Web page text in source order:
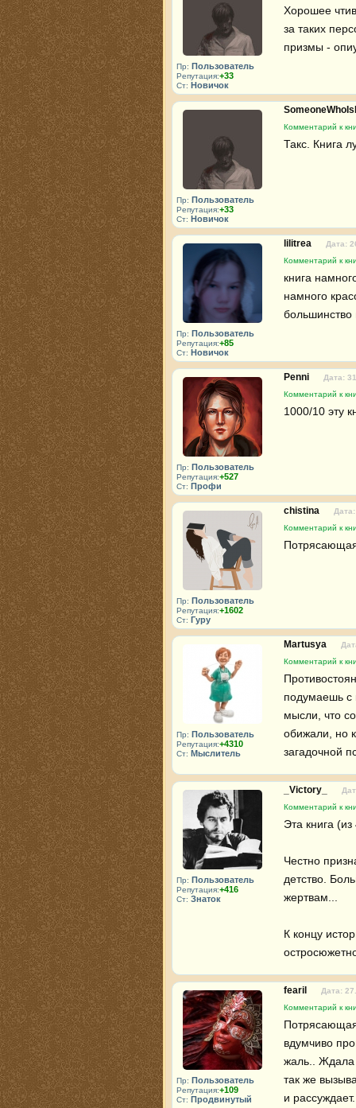
Пр: Пользователь
Репутация:+33
Ст: Новичок
Хорошее
за таких
призмы -
Пр: Пользователь
Репутация:+33
Ст: Новичок
Комментарий к
Такс. Книга
Пр: Пользователь
Репутация:+85
Ст: Новичок
lilitrea
Дата:
Комментарий к
книга
намного
Пр: Пользователь
Репутация:+527
Ст: Профи
Penni
Дата:
Комментарий к
1000/10 эту
Пр: Пользователь
Репутация:+1602
Ст: Гуру
chistina
Комментарий к
Пр: Пользователь
Репутация:+4310
Ст: Мыслитель
Martusya
Комментарий к
подумаешь с
мысли, что
обижали, но
загадочной
Пр: Пользователь
Репутация:+416
Ст: Знаток
_Victory_
Комментарий к
Эта книга
Честно
детство.
жертвам...
К концу
Пр: Пользователь
Репутация:+109
Ст: Продвинутый
fearil
Дата:
Комментарий к
вдумчиво
жаль.. Ждала
так же
и